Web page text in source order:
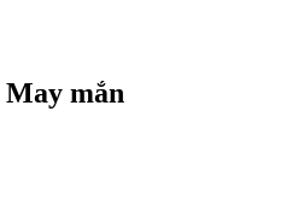
May mắn